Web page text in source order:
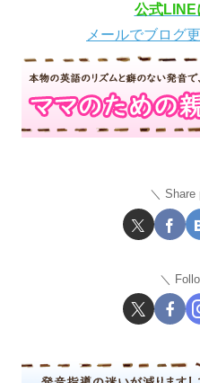
公式LINE
メールでブログ
Share